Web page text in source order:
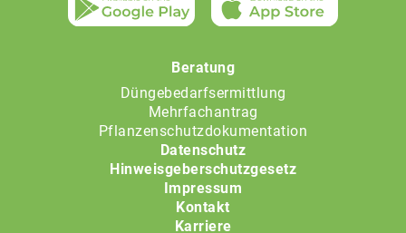
Beratung
Düngebedarfsermittlung
Mehrfachantrag
Pflanzenschutzdokumentation
Datenschutz
Hinweisgeberschutzgesetz
Impressum
Kontakt
Karriere